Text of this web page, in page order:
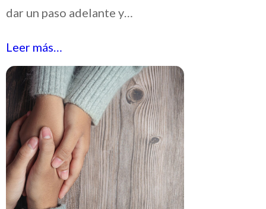
dar un paso adelante y…
Leer más…